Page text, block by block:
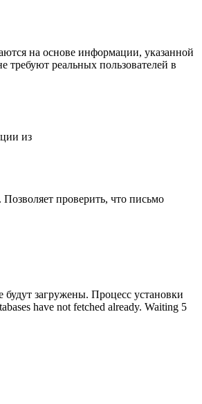
на основе информации, указанной
реальных пользователей в
из
проверить, что письмо
загружены. Процесс установки
have not fetched already. Waiting 5